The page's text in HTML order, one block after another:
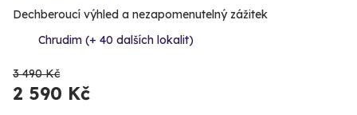
Dechberoucí výhled a nezapomenutelný zážitek
Chrudim (+ 40 dalších lokalit)
3 490 Kč
2 590 Kč